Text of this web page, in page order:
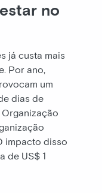
no
já custa mais
Por ano,
um
dias de
impacto disso
de US$ 1